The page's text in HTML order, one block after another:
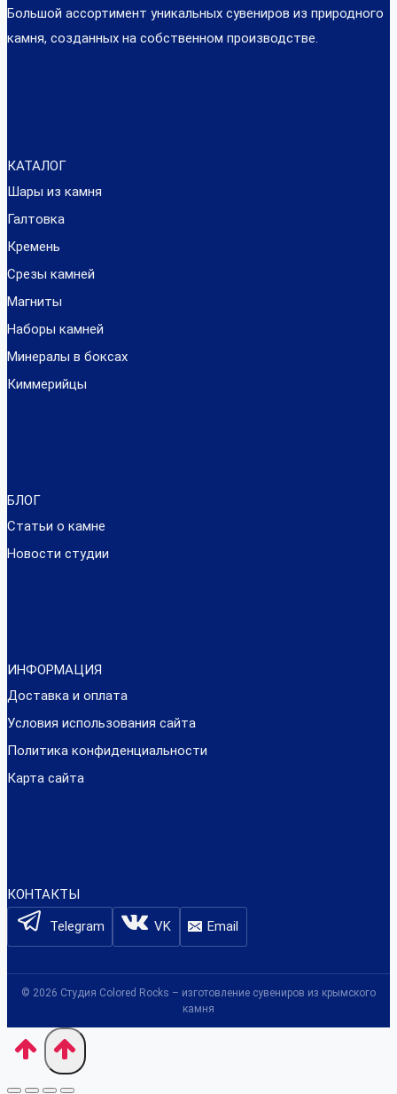
Большой ассортимент уникальных сувениров из природного
камня, созданных на собственном производстве.
КАТАЛОГ
Шары из камня
Галтовка
Кремень
Срезы камней
Магниты
Наборы камней
Минералы в боксах
Киммерийцы
БЛОГ
Статьи о камне
Новости студии
ИНФОРМАЦИЯ
Доставка и оплата
Условия использования сайта
Политика конфиденциальности
Карта сайта
КОНТАКТЫ
Telegram VK Email
© 2026 Студия Colored Rocks – изготовление сувениров из крымского
камня